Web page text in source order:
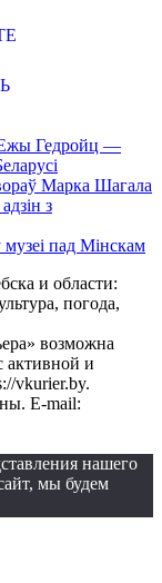
Ежы Гедройц —
Марка Шагала
з
пад Мінскам
и области:
погода,
возможна
активной и
vkurier.by.
E-mail:
нашего
мы будем